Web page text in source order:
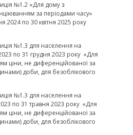
№1.2 «Для дому з
за періодами часу»
2024 по 30 квітня 2025 року
№1.3 для населення на
по 31 грудня 2023 року «Для
ціни, не диференційованої за
доби, для безоблікового
№1.3 для населення на
по 31 травня 2023 року «Для
ціни, не диференційованої за
доби, для безоблікового